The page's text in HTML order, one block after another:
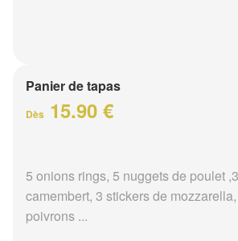
Panier de tapas
Dès 15.90 €
5 onions rings, 5 nuggets de poulet
camembert, 3 stickers de
poivrons ...